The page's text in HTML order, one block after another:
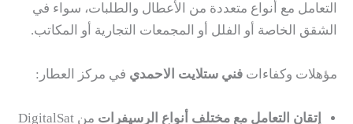
التعامل مع أنواع متعددة من الأعطال والطلبات، سواء في
الشقق الخاصة أو الفلل أو المجمعات التجارية أو المكاتب.
مؤهلات وكفاءات فني ستلايت الاحمدي في مركز العطار:
إتقان التعامل مع مختلف أنواع الرسيفرات من DigitalSat